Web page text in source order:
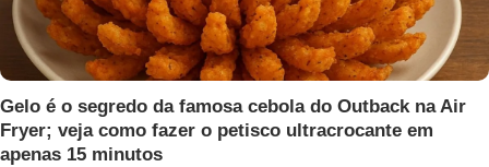
Gelo é o segredo da famosa cebola do Outback na Air
Fryer; veja como fazer o petisco ultracrocante em
apenas 15 minutos